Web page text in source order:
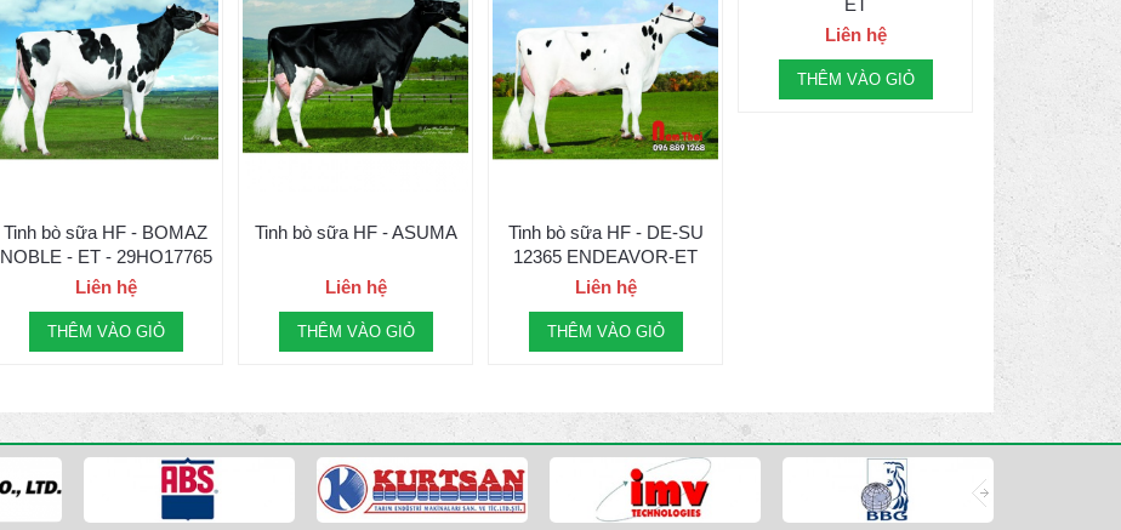
Tinh bò sữa HF - BOMAZ
NOBLE - ET - 29HO17765
Liên hệ
THÊM VÀO GIỎ
Tinh bò sữa HF - ASUMA
Liên hệ
THÊM VÀO GIỎ
Tinh bò sữa HF - DE-SU
12365 ENDEAVOR-ET
Liên hệ
THÊM VÀO GIỎ
Liên hệ
THÊM VÀO GIỎ